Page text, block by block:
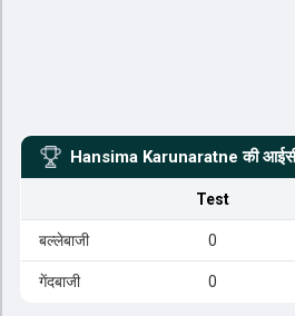
Hansima Karunaratne की
Test
बल्लेबाजी 0
गेंदबाजी 0